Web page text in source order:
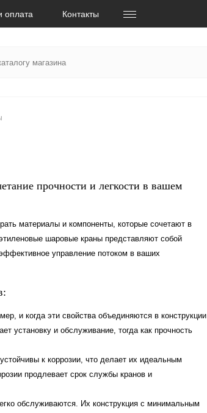
оплата Контакты
прочности и легкости в вашем
материалы и компоненты, которые сочетают в
шаровые краны представляют собой
управление потоком в ваших
и когда эти свойства объединяются в конструкции
установку и обслуживание, тогда как прочность
к коррозии, что делает их идеальным
продлевает срок службы кранов и
обслуживаются. Их конструкция с минимальным